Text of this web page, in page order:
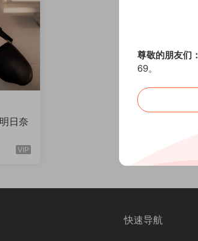
日奈
VIP
快速导航
尊敬的朋友们：
69。